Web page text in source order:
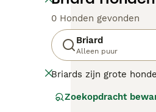
0 Honden gevonden
Briard
Alleen puur
Briards zijn grote
als moedig, maar een
Zoekopdracht